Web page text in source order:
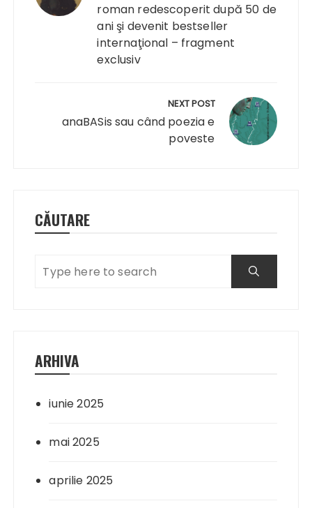
roman redescoperit după 50 de
ani şi devenit bestseller
internaţional – fragment
exclusiv
NEXT POST
anaBASis sau când poezia e
poveste
CĂUTARE
ARHIVA
iunie 2025
mai 2025
aprilie 2025